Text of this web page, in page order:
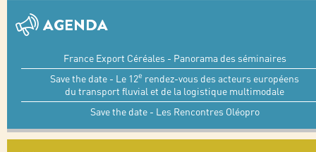
AGENDA
France Export Céréales - Panorama des séminaires
Save the date - Le 12e rendez-vous des acteurs européens
du transport fluvial et de la logistique multimodale
Save the date - Les Rencontres Oléopro